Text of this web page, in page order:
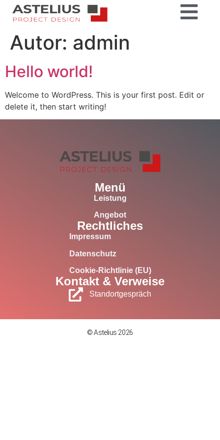
Autor: admin
Hello world!
Welcome to WordPress. This is your first post. Edit or
delete it, then start writing!
Rechtliches
Impressum
Datenschutz
Cookie-Richtlinie (EU)
Menü
Leistung
Angebot
Kontakt & Verweise
Standortgespräch
© Astelius 2026